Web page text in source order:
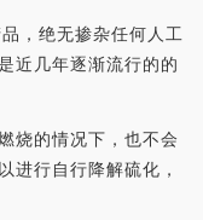
，绝无掺杂任何人工
近几年逐渐流行的的
烧的情况下，也不会
进行自行降解硫化，